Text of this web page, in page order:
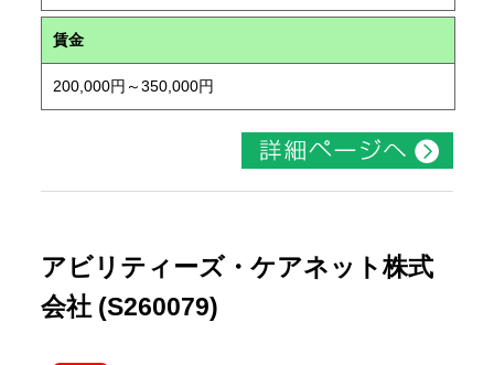
賃金
200,000円～350,000円
アビリティーズ・ケアネット株式
会社 (S260079)